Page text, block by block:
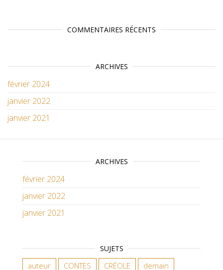
COMMENTAIRES RÉCENTS
ARCHIVES
février 2024
janvier 2022
janvier 2021
ARCHIVES
février 2024
janvier 2022
janvier 2021
SUJETS
auteur CONTES CRÉOLE demain